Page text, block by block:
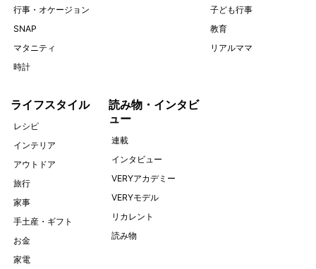
行事・オケージョン
SNAP
マタニティ
時計
子ども行事
教育
リアルママ
ライフスタイル
レシピ
インテリア
アウトドア
旅行
家事
手土産・ギフト
お金
家電
読み物・インタビ
ュー
連載
インタビュー
VERYアカデミー
VERYモデル
リカレント
読み物